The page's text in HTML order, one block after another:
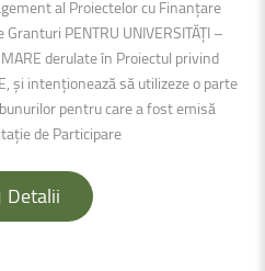
al Proiectelor cu Finanțare
PENTRU UNIVERSITĂȚI –
derulate în Proiectul privind
şi intenţionează să utilizeze o parte
pentru care a fost emisă
de Participare
Detalii